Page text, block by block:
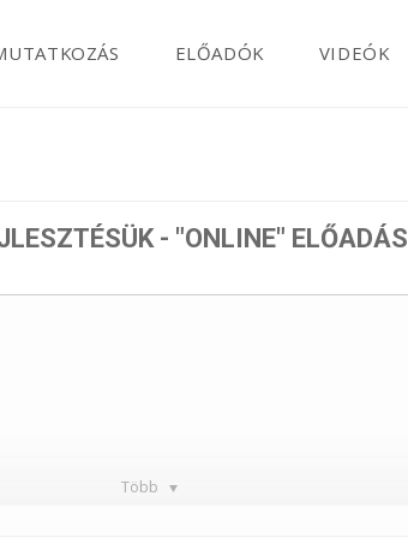
ELŐADÓK VIDEÓK
- "ONLINE" ELŐADÁS
Több